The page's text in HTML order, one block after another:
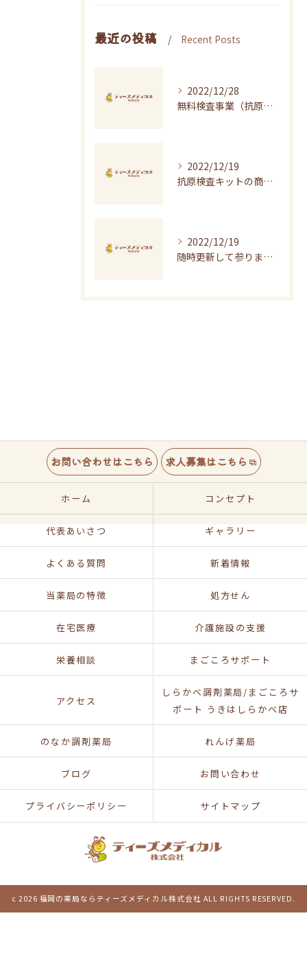
最近の投稿 Recent Posts
2022/12/28
無料検査事業（抗原検査）の年末年始のご案内をアップしました！
2022/12/19
抗原検査キットの商品・価格のご紹介
2022/12/19
随時更新して参ります♪
お問い合わせはこちら 求人募集はこちら
ホーム コンセプト
代表あいさつ ギャラリー
よくある質問 新着情報
当薬局の特徴 処方せん
在宅医療 介護施設の支援
栄養相談 まごころサポート
アクセス
しらかべ調剤薬局/まごころサ
ポート うきはしらかべ店
のなか調剤薬局 れんげ薬局
ブログ お問い合わせ
プライバシーポリシー サイトマップ
c 2026 福岡の薬局ならティーズメディカル株式会社 ALL RIGHTS RESERVED.